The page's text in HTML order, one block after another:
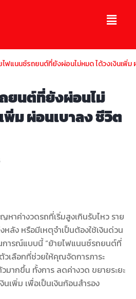
ไฟแนนซ์รถยนต์ที่ยังผ่อนไม่หมด ได้วงเงินเพิ่
ยนต์ที่ยังผ่อนไม่
พิ่ม ผ่อนเบาลง ชีวิต
าค่างวดรถที่เริ่มสูงเกินรับไหว ราย
ลัง หรือมีเหตุจำเป็นต้องใช้เงินด่วน
การณ์แบบนี้ “ย้ายไฟแนนซ์รถยนต์ที่
เลือกที่ช่วยให้คุณจัดการภาระ
มากขึ้น ทั้งการ ลดค่างวด ขยายระยะ
เพิ่ม เพื่อเป็นเงินก้อนสำรอง